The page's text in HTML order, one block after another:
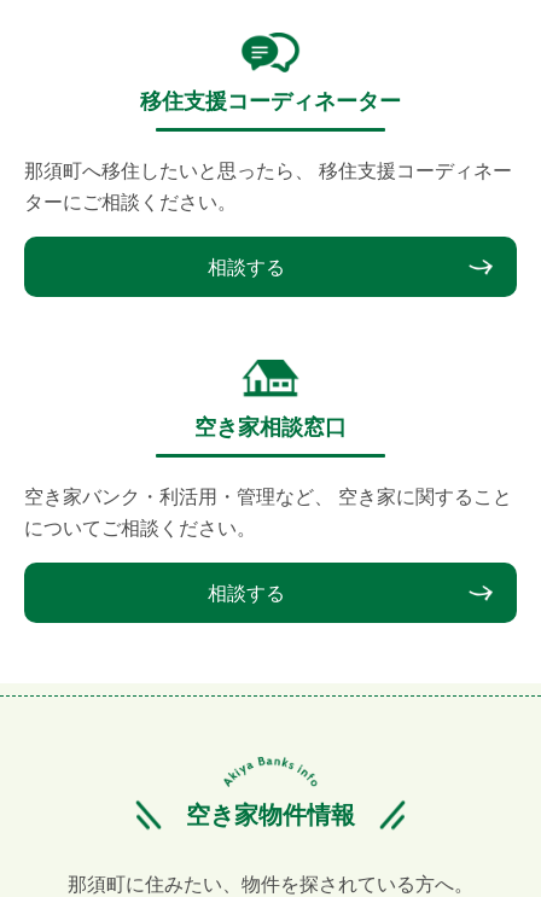
移住支援コーディネーター
那須町へ移住したいと思ったら、
移住支援コーディネー
ターにご相談ください。
相談する
空き家相談窓口
空き家バンク・利活用・管理など、
空き家に関すること
についてご相談ください。
相談する
空き家物件情報
那須町に住みたい、物件を探されている方へ。